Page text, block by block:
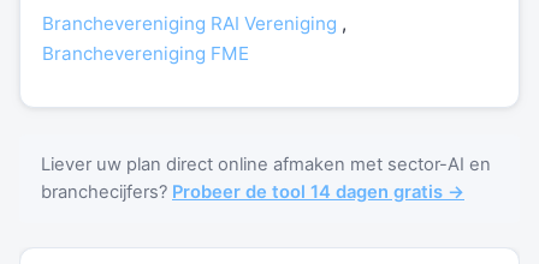
Branchevereniging RAI Vereniging ,
Branchevereniging FME
Liever uw plan direct online afmaken met sector-AI en
branchecijfers? Probeer de tool 14 dagen gratis →